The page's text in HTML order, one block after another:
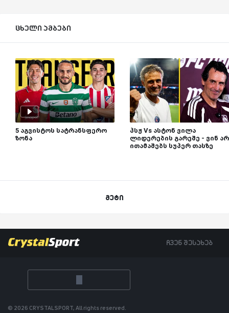
ცხელი ამბები
5 აგვისტოს სატრანსფერო
ზონა
პსჟ Vs ასტონ ვილა
ლიდერების გარეშე - ვინ არ
ითამაშებს სუპერ თასზე
მეტი
ჩვენ შესახებ
© 2026 CRYSTALSPORT, All rights reserved.